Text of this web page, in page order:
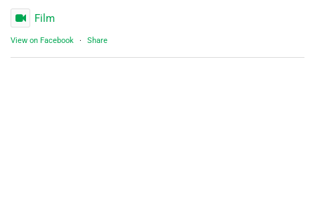
Film
View on Facebook · Share